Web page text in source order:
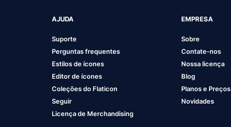
AJUDA
Suporte
Perguntas frequentes
Estilos de ícones
Editor de ícones
Coleções do Flaticon
Seguir
Licença de Merchandising
EMPRESA
Sobre
Contate-nos
Nossa licença
Blog
Planos e Preços
Novidades